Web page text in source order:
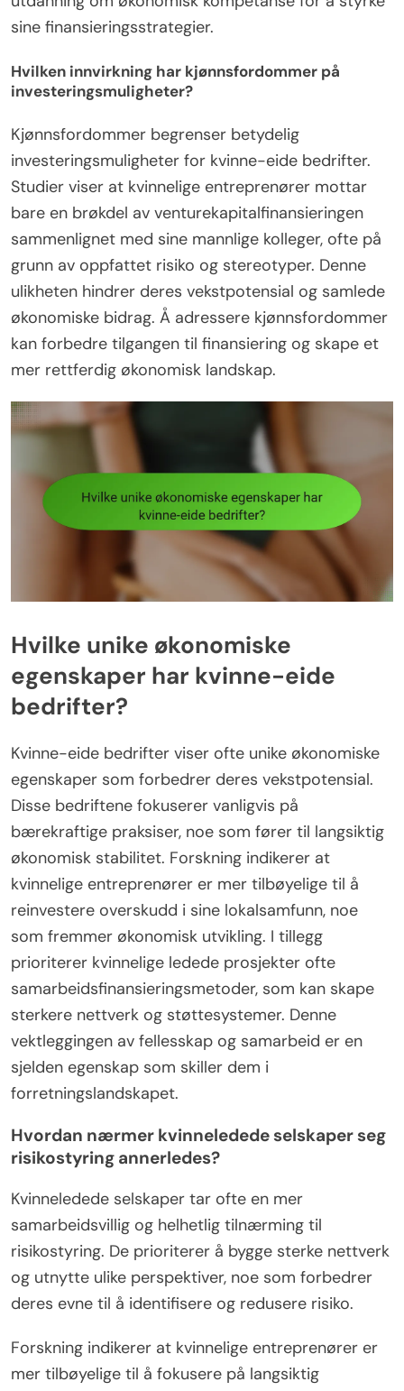
sine finansieringsstrategier.
Hvilken innvirkning har kjønnsfordommer på
investeringsmuligheter?
Kjønnsfordommer begrenser betydelig
investeringsmuligheter for kvinne-eide bedrifter.
Studier viser at kvinnelige entreprenører mottar
bare en brøkdel av venturekapitalfinansieringen
sammenlignet med sine mannlige kolleger, ofte på
grunn av oppfattet risiko og stereotyper. Denne
ulikheten hindrer deres vekstpotensial og samlede
økonomiske bidrag. Å adressere kjønnsfordommer
kan forbedre tilgangen til finansiering og skape et
mer rettferdig økonomisk landskap.
Hvilke unike økonomiske
egenskaper har kvinne-eide
bedrifter?
Kvinne-eide bedrifter viser ofte unike økonomiske
egenskaper som forbedrer deres vekstpotensial.
Disse bedriftene fokuserer vanligvis på
bærekraftige praksiser, noe som fører til langsiktig
økonomisk stabilitet. Forskning indikerer at
kvinnelige entreprenører er mer tilbøyelige til å
reinvestere overskudd i sine lokalsamfunn, noe
som fremmer økonomisk utvikling. I tillegg
prioriterer kvinnelige ledede prosjekter ofte
samarbeidsfinansieringsmetoder, som kan skape
sterkere nettverk og støttesystemer. Denne
vektleggingen av fellesskap og samarbeid er en
sjelden egenskap som skiller dem i
forretningslandskapet.
Hvordan nærmer kvinneledede selskaper seg
risikostyring annerledes?
Kvinneledede selskaper tar ofte en mer
samarbeidsvillig og helhetlig tilnærming til
risikostyring. De prioriterer å bygge sterke nettverk
og utnytte ulike perspektiver, noe som forbedrer
deres evne til å identifisere og redusere risiko.
Forskning indikerer at kvinnelige entreprenører er
mer tilbøyelige til å fokusere på langsiktig